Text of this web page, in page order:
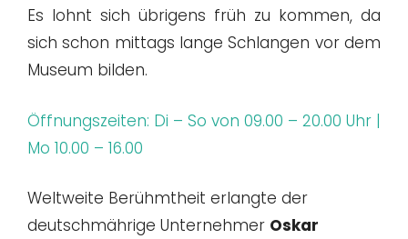
Es lohnt sich übrigens früh zu kommen, da
sich schon mittags lange Schlangen vor dem
Museum bilden.
Öffnungszeiten: Di – So von 09.00 – 20.00 Uhr |
Mo 10.00 – 16.00
Weltweite Berühmtheit erlangte der
deutschmährige Unternehmer Oskar